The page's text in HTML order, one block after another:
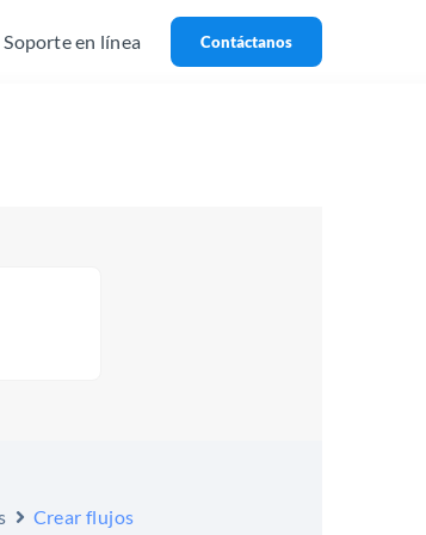
Soporte en línea Contáctanos
Crear flujos